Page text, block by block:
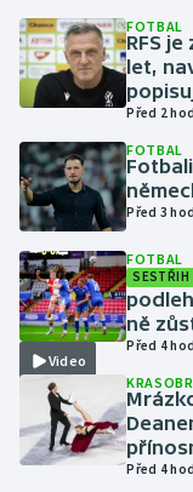
Krasobruslení
Lezení
Moderní pětiboj
Motorsport
Olympijské hry
Parasport
Plavání
Plážový volejbal
FOTBAL
RFS
let,
Před 2 hod
FOTBAL
Před 3 hod
Video
FOTBAL
SESTŘIH
ně
Před 4 hod
Před 4 hod